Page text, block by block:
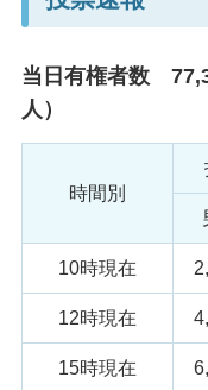
当日有権者数
人）
時間別
10時現在
12時現在
15時現在